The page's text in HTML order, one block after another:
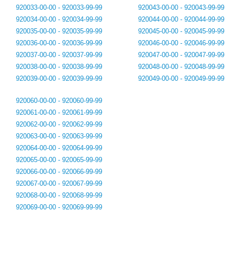
920033-00-00 - 920033-99-99
920034-00-00 - 920034-99-99
920035-00-00 - 920035-99-99
920036-00-00 - 920036-99-99
920037-00-00 - 920037-99-99
920038-00-00 - 920038-99-99
920039-00-00 - 920039-99-99
920043-00-00 - 920043-99-99
920044-00-00 - 920044-99-99
920045-00-00 - 920045-99-99
920046-00-00 - 920046-99-99
920047-00-00 - 920047-99-99
920048-00-00 - 920048-99-99
920049-00-00 - 920049-99-99
920060-00-00 - 920060-99-99
920061-00-00 - 920061-99-99
920062-00-00 - 920062-99-99
920063-00-00 - 920063-99-99
920064-00-00 - 920064-99-99
920065-00-00 - 920065-99-99
920066-00-00 - 920066-99-99
920067-00-00 - 920067-99-99
920068-00-00 - 920068-99-99
920069-00-00 - 920069-99-99